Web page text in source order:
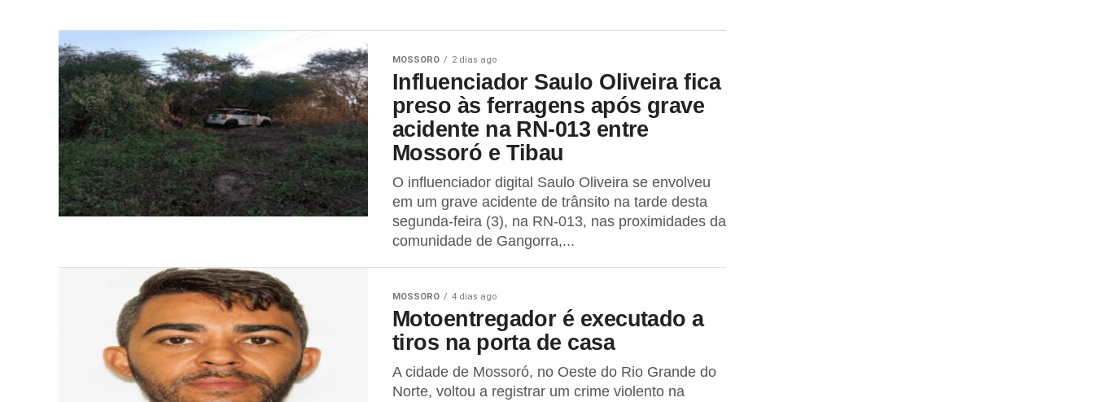
MOSSORO 2 dias ago
Influenciador Saulo Oliveira fica
preso às ferragens após grave
acidente na RN-013 entre
Mossoró e Tibau
O influenciador digital Saulo Oliveira se envolveu
em um grave acidente de trânsito na tarde desta
segunda-feira (3), na RN-013, nas proximidades da
comunidade de Gangorra,...
MOSSORO 4 dias ago
Motoentregador é executado a
tiros na porta de casa
A cidade de Mossoró, no Oeste do Rio Grande do
Norte, voltou a registrar um crime violento na